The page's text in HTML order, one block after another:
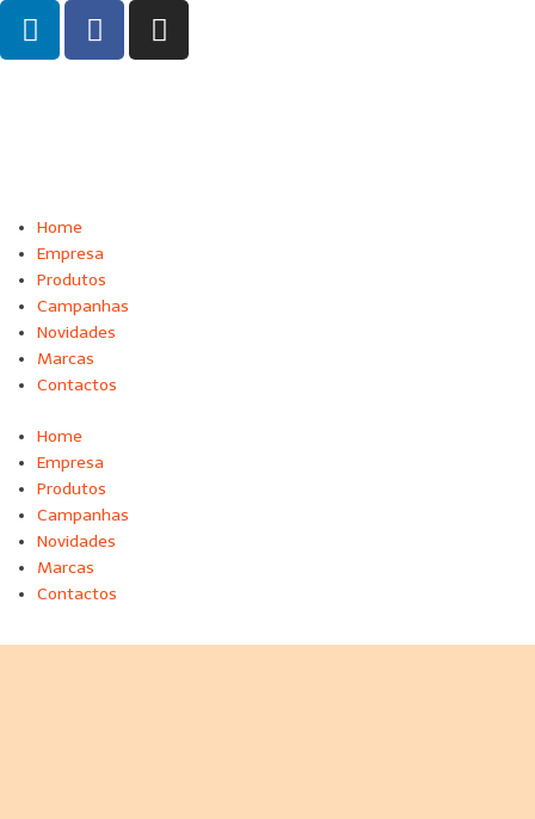
Home
Empresa
Produtos
Campanhas
Novidades
Marcas
Contactos
Home
Empresa
Produtos
Campanhas
Novidades
Marcas
Contactos